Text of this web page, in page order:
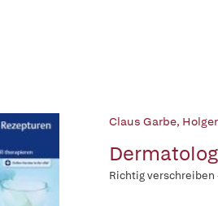
Claus Garbe,
Richtig